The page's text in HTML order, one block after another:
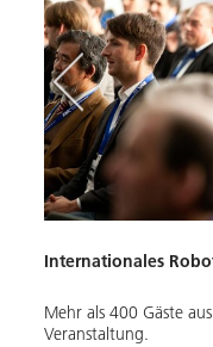
Internationales
Mehr als 400 Gäste
Veranstaltung.